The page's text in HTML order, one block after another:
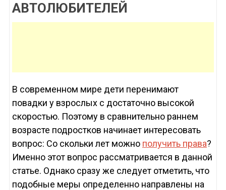
АВТОЛЮБИТЕЛЕЙ
В современном мире дети перенимают
повадки у взрослых с достаточно высокой
скоростью. Поэтому в сравнительно раннем
возрасте подростков начинает интересовать
вопрос: Со скольки лет можно получить права?
Именно этот вопрос рассматривается в данной
статье. Однако сразу же следует отметить, что
подобные меры определенно направлены на